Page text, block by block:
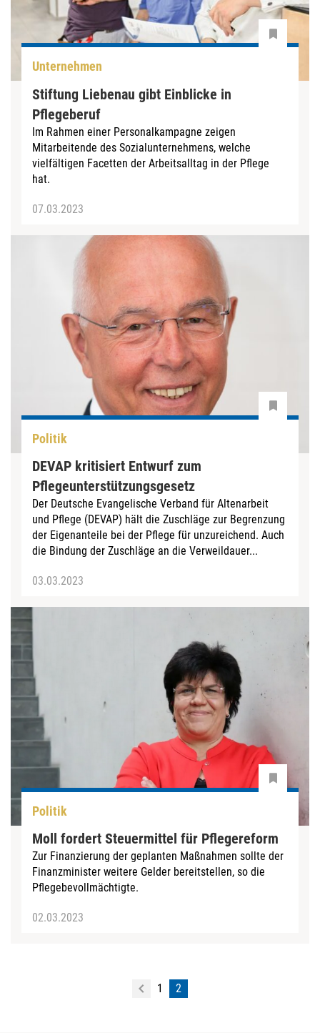
Unternehmen
Stiftung Liebenau gibt Einblicke in
Pflegeberuf
Im Rahmen einer Personalkampagne zeigen
Mitarbeitende des Sozialunternehmens, welche
vielfältigen Facetten der Arbeitsalltag in der Pflege
hat.
07.03.2023
Politik
DEVAP kritisiert Entwurf zum
Pflegeunterstützungsgesetz
Der Deutsche Evangelische Verband für Altenarbeit
und Pflege (DEVAP) hält die Zuschläge zur Begrenzung
der Eigenanteile bei der Pflege für unzureichend. Auch
die Bindung der Zuschläge an die Verweildauer...
03.03.2023
Politik
Moll fordert Steuermittel für Pflegereform
Zur Finanzierung der geplanten Maßnahmen sollte der
Finanzminister weitere Gelder bereitstellen, so die
Pflegebevollmächtigte.
02.03.2023
1 2